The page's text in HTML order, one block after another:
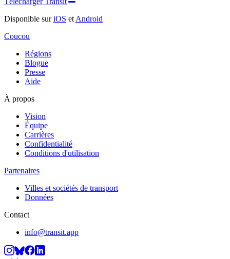
Disponible suriOS et Android
Coucou
Régions
Blogue
Presse
Aide
À propos
Vision
Équipe
Carrières
Confidentialité
Conditions d'utilisation
Partenaires
Villes et sociétés de transport
Données
Contact
info@transit.app